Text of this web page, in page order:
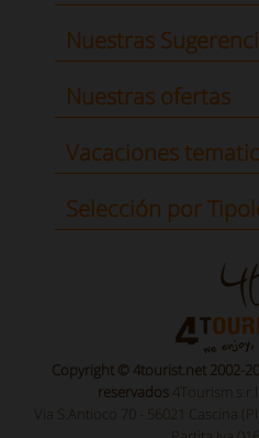
Nuestras
Nuestras ofertas
Vacaciones
Selección por
Copyright © 4tourist.net 2002-
reservados 4Tourism
Via S.Antioco 70 - 56021 Cascina